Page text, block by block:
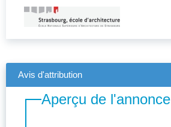
Avis d'attribution
Aperçu de l'annonce